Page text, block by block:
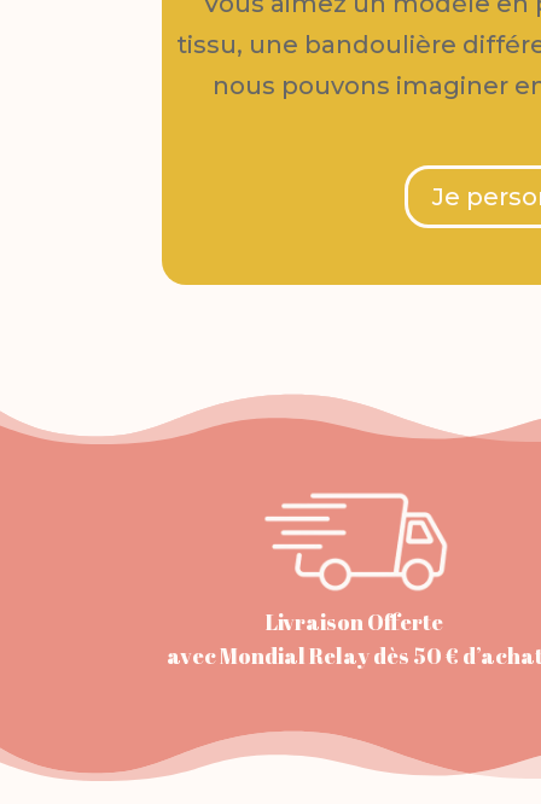
tissu, une bandoulière
nous pouvons imaginer
Je
Livraison Offerte
avec Mondial Relay dès 50 €